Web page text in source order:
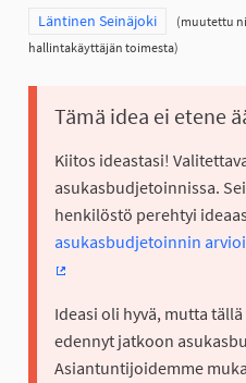
Rajaa tulokset teeman
Läntinen Seinäjoki (muutettu
hallintakäyttäjän toimesta)
Tämä idea ei etene
Kiitos ideastasi!
asukasbudjetoinnissa.
henkilöstö perehtyi
asukasbudjetoinnin
Ideasi oli hyvä, mutta
edennyt jatkoon
Asiantuntijoidemme